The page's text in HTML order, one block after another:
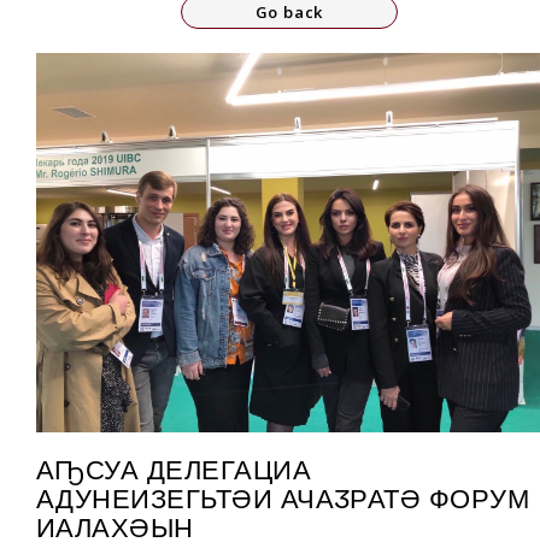
Go back
АҦСУА ДЕЛЕГАЦИА
АДУНЕИЗЕГЬТӘИ АЧАӠРАТӘ ФОРУМ
ИАЛАХӘЫН